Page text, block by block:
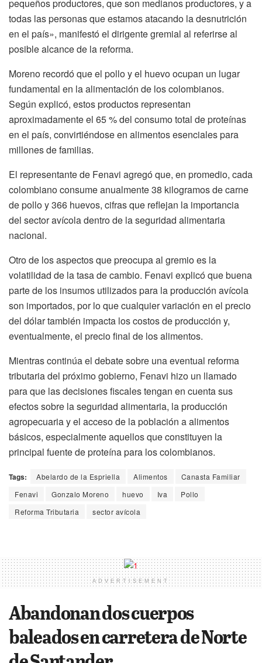
pequeños productores, que son medianos productores, y a
todas las personas que estamos atacando la desnutrición
en el país», manifestó el dirigente gremial al referirse al
posible alcance de la reforma.
Moreno recordó que el pollo y el huevo ocupan un lugar
fundamental en la alimentación de los colombianos.
Según explicó, estos productos representan
aproximadamente el 65 % del consumo total de proteínas
en el país, convirtiéndose en alimentos esenciales para
millones de familias.
El representante de Fenavi agregó que, en promedio, cada
colombiano consume anualmente 38 kilogramos de carne
de pollo y 366 huevos, cifras que reflejan la importancia
del sector avícola dentro de la seguridad alimentaria
nacional.
Otro de los aspectos que preocupa al gremio es la
volatilidad de la tasa de cambio. Fenavi explicó que buena
parte de los insumos utilizados para la producción avícola
son importados, por lo que cualquier variación en el precio
del dólar también impacta los costos de producción y,
eventualmente, el precio final de los alimentos.
Mientras continúa el debate sobre una eventual reforma
tributaria del próximo gobierno, Fenavi hizo un llamado
para que las decisiones fiscales tengan en cuenta sus
efectos sobre la seguridad alimentaria, la producción
agropecuaria y el acceso de la población a alimentos
básicos, especialmente aquellos que constituyen la
principal fuente de proteína para los colombianos.
Tags: Abelardo de la Espriella Alimentos
Canasta Familiar
Fenavi
Gonzalo Moreno huevo Iva
Pollo
Reforma Tributaria
sector avícola
ADVERTISEMENT
Abandonan dos cuerpos
baleados en carretera de Norte